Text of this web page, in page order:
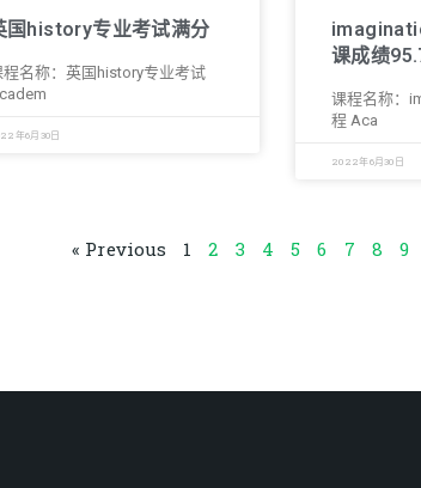
国history专业考试满分
程名称：英国history专业考试
年6月30日
课成绩
课程名称：
程 Aca
2022年6月30日
« Previous 1 2 3 4 5 6 7 8 9